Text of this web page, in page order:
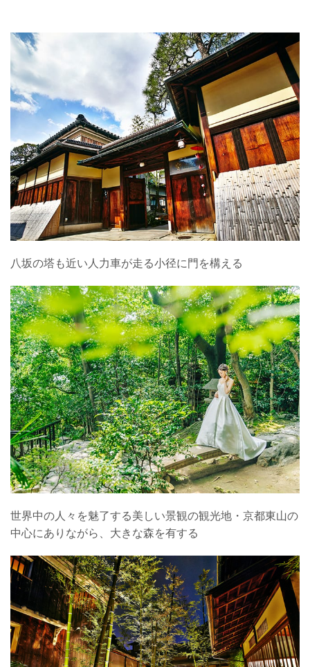
八坂の塔も近い人力車が走る小径に門を構える
世界中の人々を魅了する美しい景観の観光地・京都東山の
中心にありながら、大きな森を有する